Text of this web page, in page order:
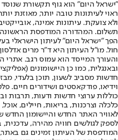
"ישראל היום" הוא גוף תקשורת
ראוי לעיתונות טובה יותר, מאוזנת
ולא צועקת. עיתונות אמינה,
הפך "ישראל היום" לעיתון הישראלי
חול. מו"ל העיתון היא ד"ר מרים
והעורך המייסד הוא עמוס רגב. אתרי
חדשות מסביב לשעון, תוכן בלעדי,
וידיאו, פודקאסטים ושידורים חיים.
כוללות ערוצי חדשות ודעות, תרבות
לאוויר האתר החדש והיישומון
לספק לגולשים חוויה מהירה,
המודפסת של העיתון זמינים גם